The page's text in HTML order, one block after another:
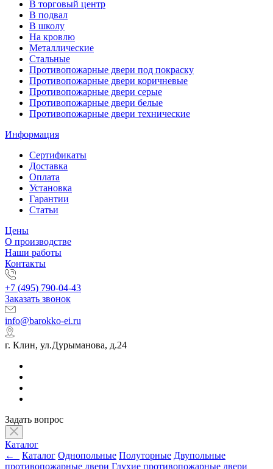
В торговый центр
В подвал
В школу
На кровлю
Металлические
Стальные
Противопожарные двери под покраску
Противопожарные двери коричневые
Противопожарные двери серые
Противопожарные двери белые
Противопожарные двери технические
Информация
Сертификаты
Доставка
Оплата
Установка
Гарантии
Статьи
Цены
О производстве
Наши работы
Контакты
+7 (495) 790-04-43
Заказать звонок
info@barokko-ei.ru
г. Клин, ул.Дурыманова, д.24
Задать вопрос
Каталог
←
Каталог Однопольные Полуторные Двупольные
противопожарные двери Глухие противопожарные двери